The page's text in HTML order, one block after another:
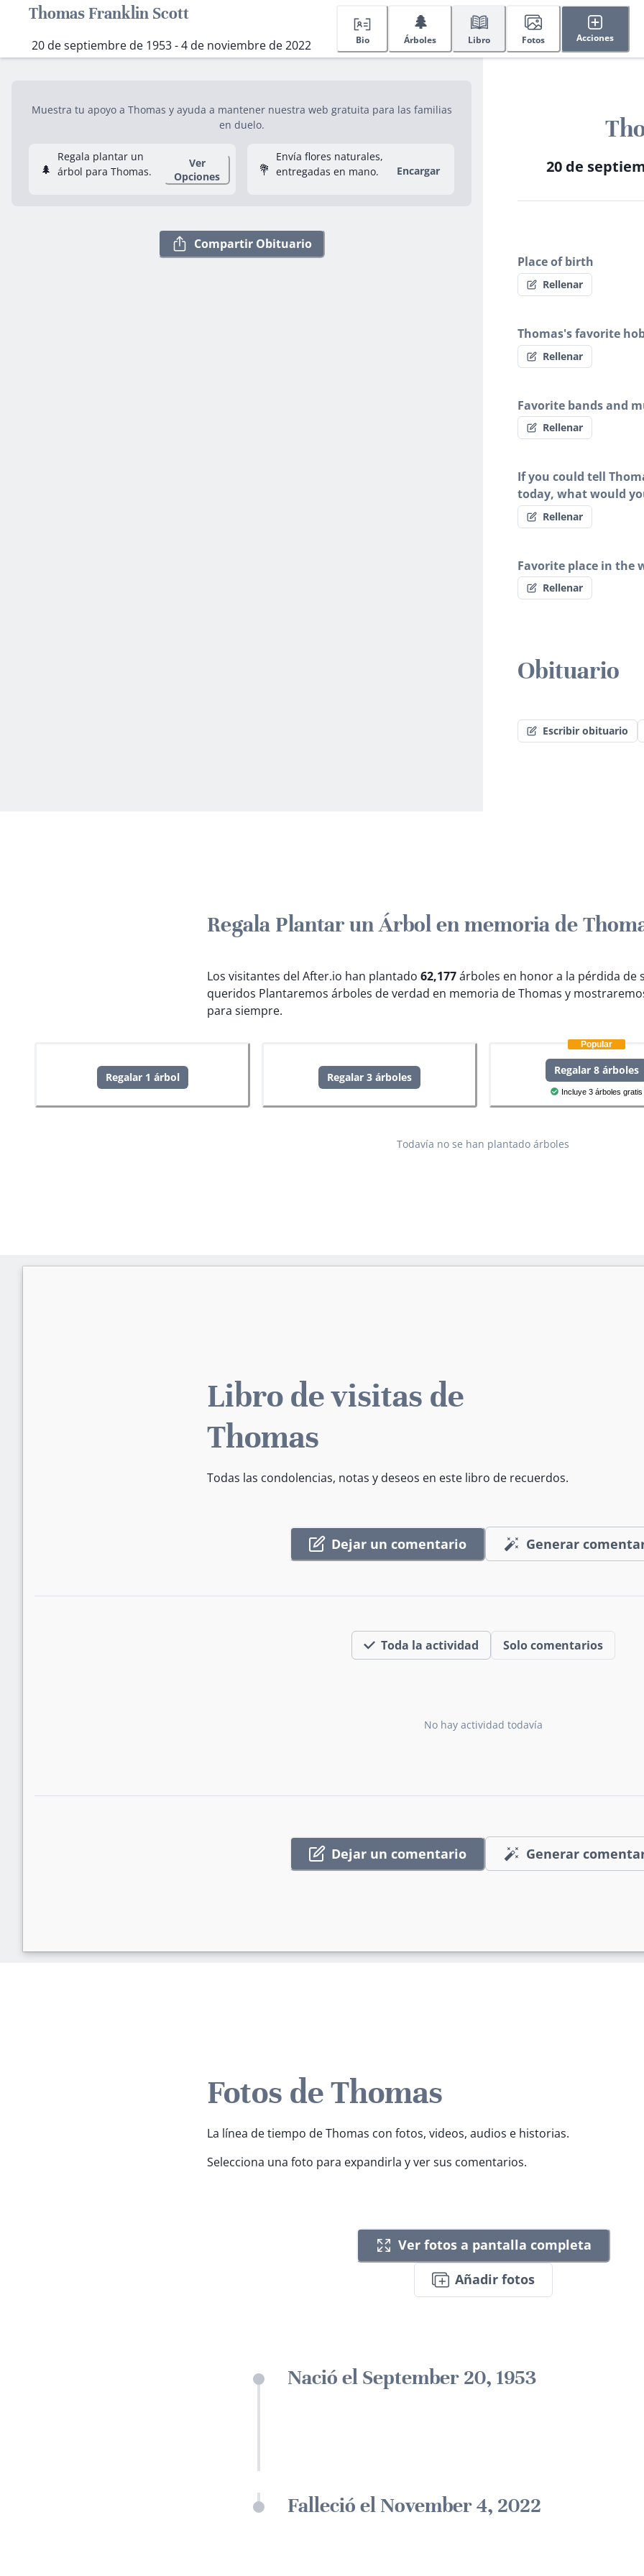
Thomas Franklin Scott
20 de septiembre de 1953 - 4 de noviembre de 2022 Bio
🌲
Árboles Libro Fotos Acciones
Muestra tu apoyo a Thomas y ayuda a mantener nuestra web gratuita para las familias
en duelo.
🌲
Regala plantar un
árbol para Thomas.
Ver
Opciones
💐
Envía flores naturales,
entregadas en mano.
Encargar
Compartir Obituario
20 de
Place of birth
Rellenar
Thomas's favorite
Rellenar
Favorite bands and
Rellenar
If you could tell
today, what would
Rellenar
Favorite place in the
Rellenar
Obituario
Escribir obituario
Regala Plantar un Árbol en memoria de
Los visitantes del After.io han plantado 62,177árboles en honor a la pérdida de
queridos Plantaremos árboles de verdad en memoria de Thomas y
para siempre.
Regalar 1 árbol Regalar 3 árboles
Popular
Regalar 8 árboles
Incluye 3 árboles gratis
Todavía no se han plantado árboles
Libro de visitas de
Thomas
Todas las condolencias, notas y deseos en este libro de recuerdos.
Dejar un comentario Generar
Toda la actividad Solo comentarios
No hay actividad todavía
Dejar un comentario Generar
Fotos de Thomas
La línea de tiempo de Thomas con fotos, videos, audios e historias.
Selecciona una foto para expandirla y ver sus comentarios.
Ver fotos a pantalla completa
Añadir fotos
Nació el September 20, 1953
Falleció el November 4, 2022